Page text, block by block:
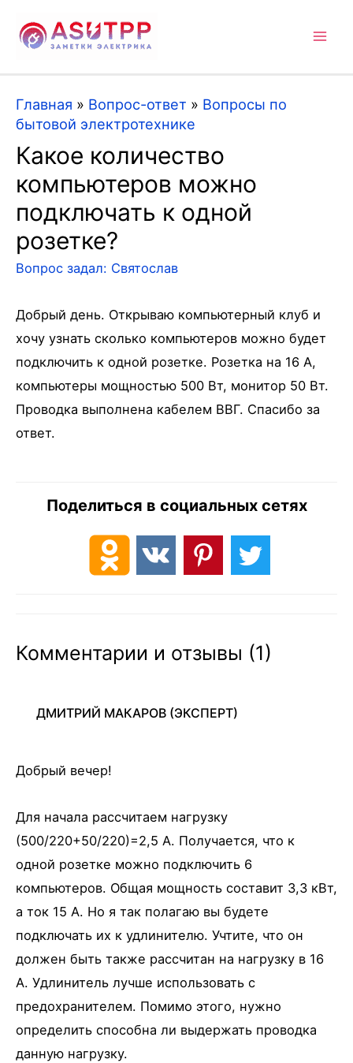
Главная » Вопрос-ответ » Вопросы по
бытовой электротехнике
Какое количество
компьютеров можно
подключать к одной
розетке?
Вопрос задал: Святослав
Добрый день. Открываю компьютерный клуб и
хочу узнать сколько компьютеров можно будет
подключить к одной розетке. Розетка на 16 А,
компьютеры мощностью 500 Вт, монитор 50 Вт.
Проводка выполнена кабелем ВВГ. Спасибо за
ответ.
Поделиться в социальных сетях
Комментарии и отзывы (1)
ДМИТРИЙ МАКАРОВ (ЭКСПЕРТ)
Добрый вечер!
Для начала рассчитаем нагрузку
(500/220+50/220)=2,5 А. Получается, что к
одной розетке можно подключить 6
компьютеров. Общая мощность составит 3,3 кВт,
а ток 15 А. Но я так полагаю вы будете
подключать их к удлинителю. Учтите, что он
должен быть также рассчитан на нагрузку в 16
А. Удлинитель лучше использовать с
предохранителем. Помимо этого, нужно
определить способна ли выдержать проводка
данную нагрузку.